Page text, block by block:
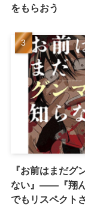
をもらおう
『お前はまだグ
ない』――『翔ん
でもリスペクト